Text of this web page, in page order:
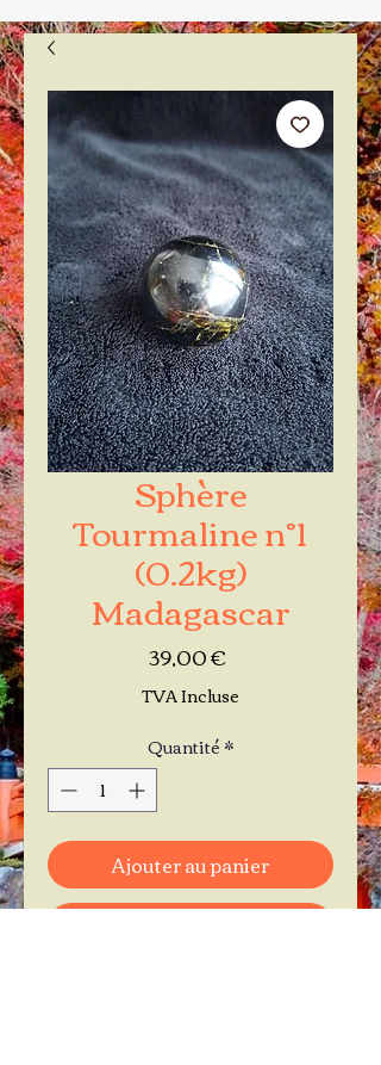
Sphère
Tourmaline n°1
(0.2kg)
Madagascar
39,00 €Prix
TVA Incluse
Quantité*
Ajouter au panier